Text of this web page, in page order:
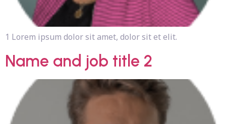
1 Lorem ipsum dolor sit amet, dolor sit et elit.
Name and job title 2